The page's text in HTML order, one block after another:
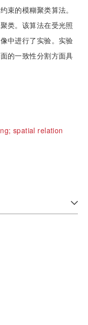
束的模糊聚类算法。
类。该算法在受光照
中进行了实验。实验
的一致性分割方面具
spatial relation